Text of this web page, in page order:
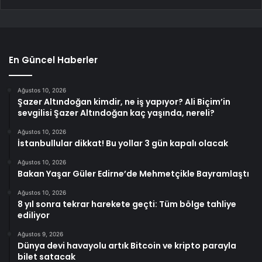
En Güncel Haberler
Ağustos 10, 2026
Şazer Altındoğan kimdir, ne iş yapıyor? Ali Biçim’in
sevgilisi Şazer Altındoğan kaç yaşında, nereli?
Ağustos 10, 2026
İstanbullular dikkat! Bu yollar 3 gün kapalı olacak
Ağustos 10, 2026
Bakan Yaşar Güler Edirne’de Mehmetçikle Bayramlaştı
Ağustos 10, 2026
8 yıl sonra tekrar harekete geçti: Tüm bölge tahliye
ediliyor
Ağustos 9, 2026
Dünya devi havayolu artık Bitcoin ve kripto parayla
bilet satacak